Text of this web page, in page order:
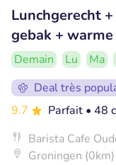
Lunchgerecht
gebak +
Demain Lu Ma
Deal très
9.7
Parfait • 48
Barista Cafe
Groningen (0km)